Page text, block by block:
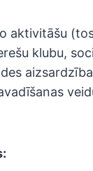
aktivitāšu
klubu,